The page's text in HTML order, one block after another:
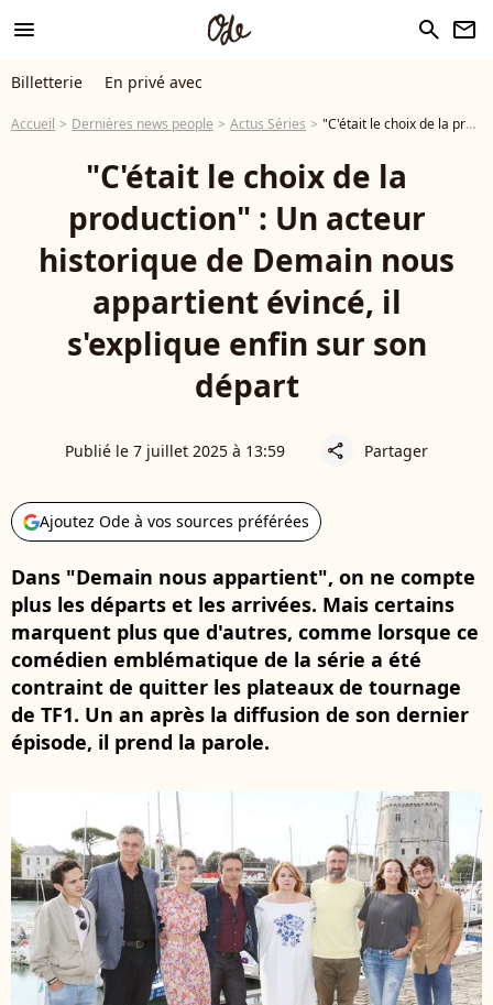
menu search newsletter
Billetterie En privé avec
Accueil Dernières news people Actus Séries "C'était le choix de la production" : Un acteur historique de Demain nous appartient évincé, il s'explique enfin sur son départ
"C'était le choix de la
production" : Un acteur
historique de Demain nous
appartient évincé, il
s'explique enfin sur son
départ
Publié le 7 juillet 2025 à 13:59 share Partager
Ajoutez Ode à vos sources préférées
Dans "Demain nous appartient", on ne compte
plus les départs et les arrivées. Mais certains
marquent plus que d'autres, comme lorsque ce
comédien emblématique de la série a été
contraint de quitter les plateaux de tournage
de TF1. Un an après la diffusion de son dernier
épisode, il prend la parole.